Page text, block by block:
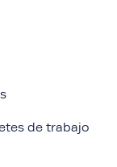
de trabajo